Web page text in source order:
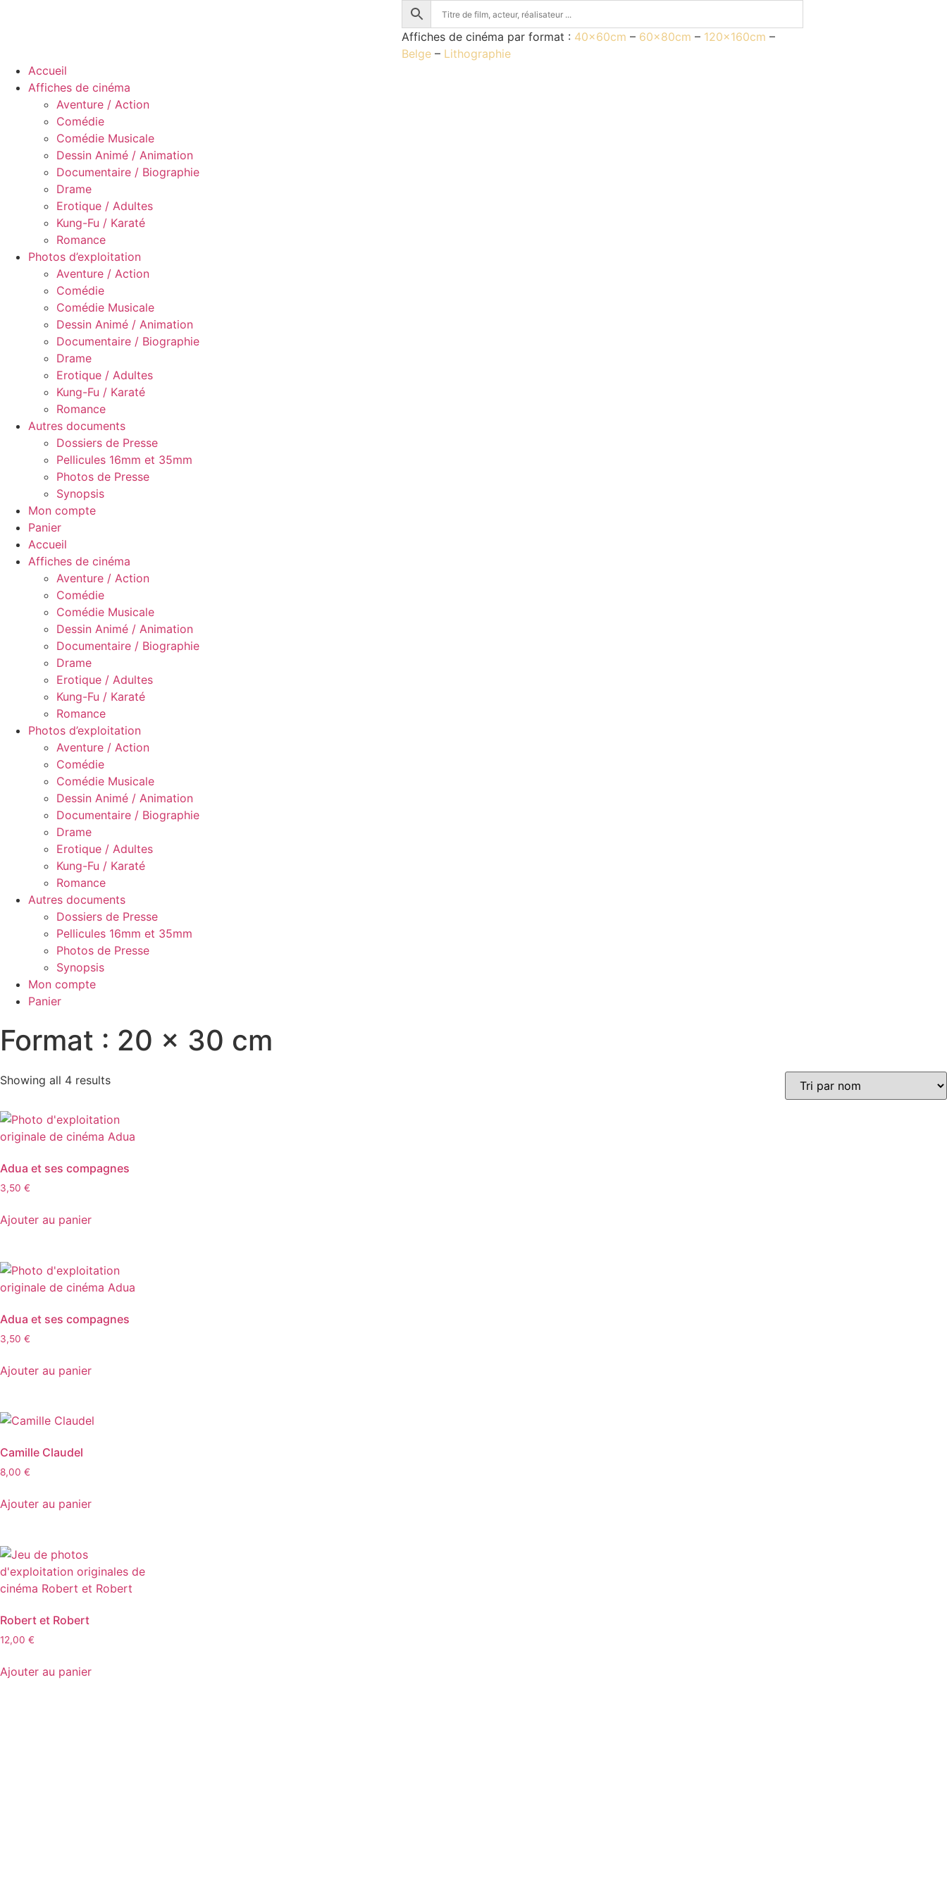
Affiches de cinéma par format : 40x60cm – 60x80cm – 120x160cm –
Belge – Lithographie
Accueil
Affiches de cinéma
Aventure / Action
Comédie
Comédie Musicale
Dessin Animé / Animation
Documentaire / Biographie
Drame
Erotique / Adultes
Kung-Fu / Karaté
Romance
Photos d’exploitation
Aventure / Action
Comédie
Comédie Musicale
Dessin Animé / Animation
Documentaire / Biographie
Drame
Erotique / Adultes
Kung-Fu / Karaté
Romance
Autres documents
Dossiers de Presse
Pellicules 16mm et 35mm
Photos de Presse
Synopsis
Mon compte
Panier
Accueil
Affiches de cinéma
Aventure / Action
Comédie
Comédie Musicale
Dessin Animé / Animation
Documentaire / Biographie
Drame
Erotique / Adultes
Kung-Fu / Karaté
Romance
Photos d’exploitation
Aventure / Action
Comédie
Comédie Musicale
Dessin Animé / Animation
Documentaire / Biographie
Drame
Erotique / Adultes
Kung-Fu / Karaté
Romance
Autres documents
Dossiers de Presse
Pellicules 16mm et 35mm
Photos de Presse
Synopsis
Mon compte
Panier
Format : 20 x 30 cm
Showing all 4 results
Adua et ses compagnes
3,50 €
Ajouter au panier
Adua et ses compagnes
3,50 €
Ajouter au panier
Camille Claudel
8,00 €
Ajouter au panier
Robert et Robert
12,00 €
Ajouter au panier